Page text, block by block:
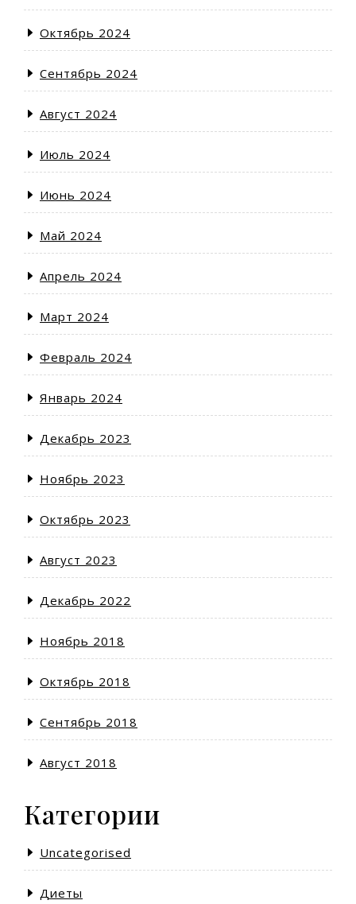
Октябрь 2024
Сентябрь 2024
Август 2024
Июль 2024
Июнь 2024
Май 2024
Апрель 2024
Март 2024
Февраль 2024
Январь 2024
Декабрь 2023
Ноябрь 2023
Октябрь 2023
Август 2023
Декабрь 2022
Ноябрь 2018
Октябрь 2018
Сентябрь 2018
Август 2018
Категории
Uncategorised
Диеты